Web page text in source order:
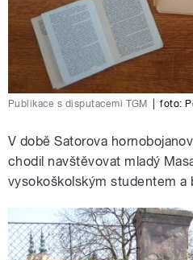
Publikace s disputacemi TGM foto:
V době Satorova
chodil navštěvovat mladý
vysokoškolským studentem a